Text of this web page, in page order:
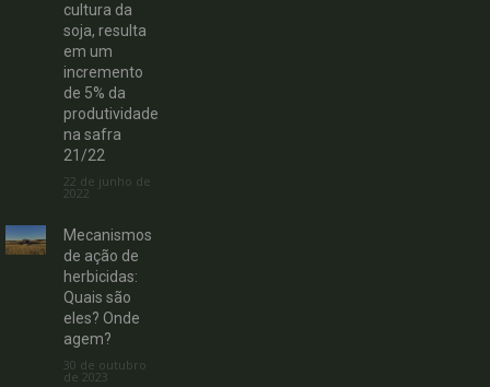
cultura da
soja, resulta
em um
incremento
de 5% da
produtividade
na safra
21/22
22 de junho de
2022
Mecanismos
de ação de
herbicidas:
Quais são
eles? Onde
agem?
30 de outubro
de 2023